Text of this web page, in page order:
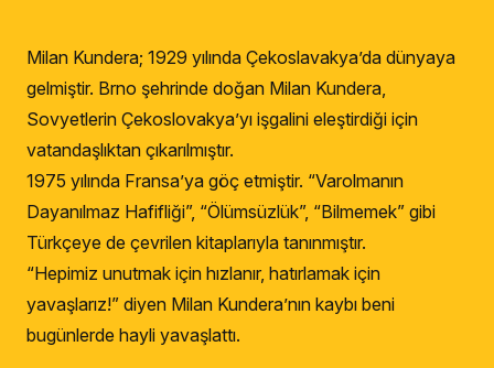
Milan Kundera; 1929 yılında Çekoslavakya’da dünyaya
gelmiştir. Brno şehrinde doğan Milan Kundera,
Sovyetlerin Çekoslovakya’yı işgalini eleştirdiği için
vatandaşlıktan çıkarılmıştır.
1975 yılında Fransa’ya göç etmiştir. “Varolmanın
Dayanılmaz Hafifliği”, “Ölümsüzlük”, “Bilmemek” gibi
Türkçeye de çevrilen kitaplarıyla tanınmıştır.
“Hepimiz unutmak için hızlanır, hatırlamak için
yavaşlarız!” diyen Milan Kundera’nın kaybı beni
bugünlerde hayli yavaşlattı.